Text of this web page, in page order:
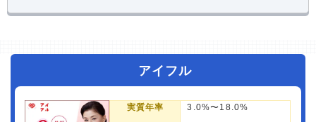
アイフル
実質年率 3.0%〜18.0%